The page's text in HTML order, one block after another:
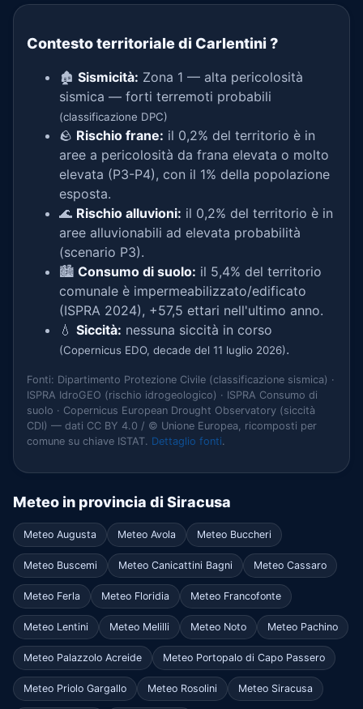
Contesto territoriale di Carlentini ?
🏚️ Sismicità: Zona 1 — alta pericolosità
sismica — forti terremoti probabili
(classificazione DPC)
🪨 Rischio frane: il 0,2% del territorio è in
aree a pericolosità da frana elevata o molto
elevata (P3-P4), con il 1% della popolazione
esposta.
🌊 Rischio alluvioni: il 0,2% del territorio è in
aree alluvionabili ad elevata probabilità
(scenario P3).
🏙️ Consumo di suolo: il 5,4% del territorio
comunale è impermeabilizzato/edificato
(ISPRA 2024), +57,5 ettari nell'ultimo anno.
💧 Siccità: nessuna siccità in corso
(Copernicus EDO, decade del 11 luglio 2026).
Fonti: Dipartimento Protezione Civile (classificazione sismica) ·
ISPRA IdroGEO (rischio idrogeologico) · ISPRA Consumo di
suolo · Copernicus European Drought Observatory (siccità
CDI) — dati CC BY 4.0 / © Unione Europea, ricomposti per
comune su chiave ISTAT. Dettaglio fonti.
Meteo in provincia di Siracusa
Meteo Augusta Meteo Avola Meteo Buccheri
Meteo Buscemi Meteo Canicattini Bagni Meteo Cassaro
Meteo Ferla Meteo Floridia Meteo Francofonte
Meteo Lentini Meteo Melilli Meteo Noto Meteo Pachino
Meteo Palazzolo Acreide Meteo Portopalo di Capo Passero
Meteo Priolo Gargallo Meteo Rosolini Meteo Siracusa